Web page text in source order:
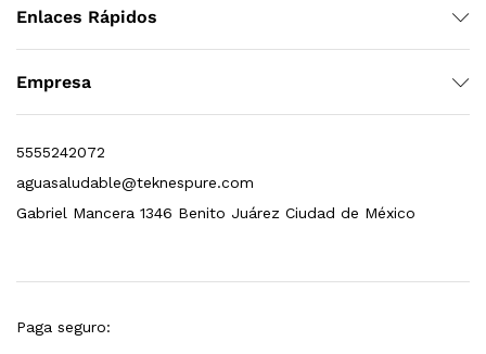
Enlaces Rápidos
Empresa
5555242072
aguasaludable@teknespure.com
Gabriel Mancera 1346 Benito Juárez Ciudad de México
Paga seguro:
Leer más
Sedimentos Y Carbón Activado
al carrito